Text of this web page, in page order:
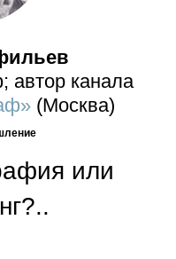
автор канала
(Москва)
или